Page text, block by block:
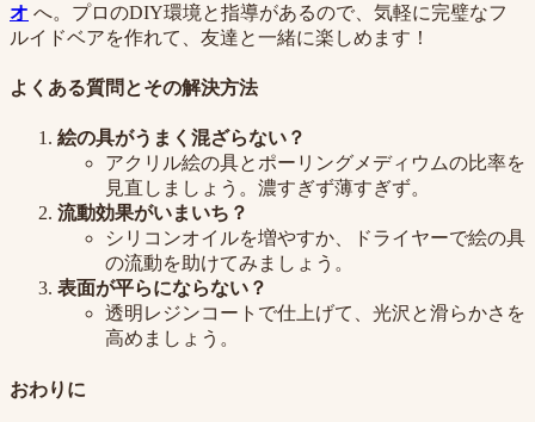
オ へ。プロのDIY環境と指導があるので、気軽に完璧なフ
ルイドベアを作れて、友達と一緒に楽しめます！
よくある質問とその解決方法
絵の具がうまく混ざらない？
アクリル絵の具とポーリングメディウムの比率を
見直しましょう。濃すぎず薄すぎず。
流動効果がいまいち？
シリコンオイルを増やすか、ドライヤーで絵の具
の流動を助けてみましょう。
表面が平らにならない？
透明レジンコートで仕上げて、光沢と滑らかさを
高めましょう。
おわりに